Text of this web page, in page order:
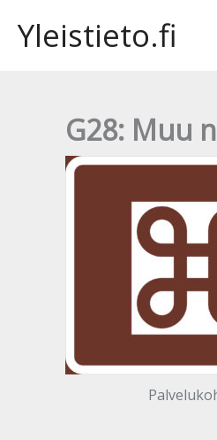
sisältöön
Yleistieto.fi
G28: Muu